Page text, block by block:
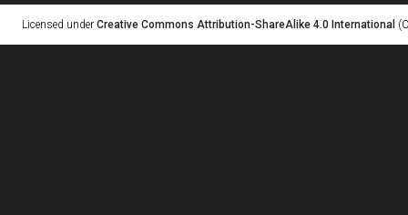
Licensed under Creative Commons Attribution-ShareAlike 4.0 International